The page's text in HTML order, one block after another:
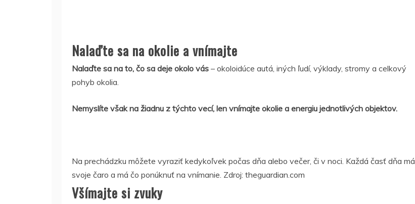
Nalaďte sa na okolie a vnímajte
Nalaďte sa na to, čo sa deje okolo vás – okoloidúce autá, iných ľudí, výklady, stromy a celkový
pohyb okolia.
Nemyslíte však na žiadnu z týchto vecí, len vnímajte okolie a energiu jednotlivých objektov.
Na prechádzku môžete vyraziť kedykoľvek počas dňa alebo večer, či v noci. Každá časť dňa má
svoje čaro a má čo ponúknuť na vnímanie. Zdroj: theguardian.com
Všímajte si zvuky